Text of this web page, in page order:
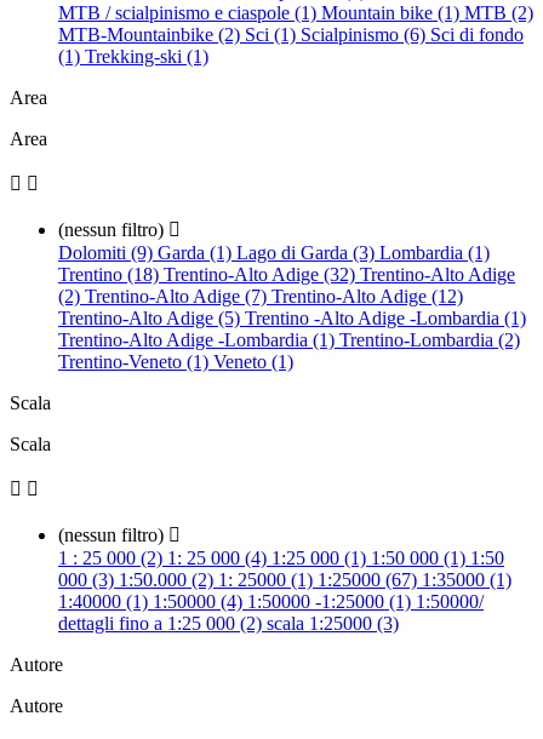
MTB / scialpinismo e ciaspole (1) Mountain bike (1) MTB (2)
MTB-Mountainbike (2) Sci (1) Scialpinismo (6) Sci di fondo
(1) Trekking-ski (1)
Area
Area
 
(nessun filtro) 
Dolomiti (9) Garda (1) Lago di Garda (3) Lombardia (1)
Trentino (18) Trentino-Alto Adige (32) Trentino-Alto Adige
(2) Trentino-Alto Adige (7) Trentino-Alto Adige (12)
Trentino-Alto Adige (5) Trentino -Alto Adige -Lombardia (1)
Trentino-Alto Adige -Lombardia (1) Trentino-Lombardia (2)
Trentino-Veneto (1) Veneto (1)
Scala
Scala
 
(nessun filtro) 
1 : 25 000 (2) 1: 25 000 (4) 1:25 000 (1) 1:50 000 (1) 1:50
000 (3) 1:50.000 (2) 1: 25000 (1) 1:25000 (67) 1:35000 (1)
1:40000 (1) 1:50000 (4) 1:50000 -1:25000 (1) 1:50000/
dettagli fino a 1:25 000 (2) scala 1:25000 (3)
Autore
Autore